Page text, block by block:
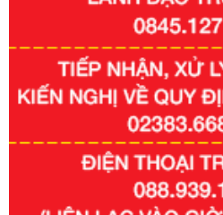
Số kí hiệu:
351/2025/NĐ-CP
Tên: Nghị định số 351/2025/NĐ-
định chuẩn nghèo đa chiều quốc
Ngày ban hành: 29/12/2026
Số kí hiệu:3014/QĐ-UBND
Tên: Quyết định về việc công bố
chính ban hành mới, sửa đổi bổ
đầu tư, lĩnh vực đấu thầu lựa
quyền giải quyết của Sở Tài
tế Đông Nam Nghệ An
Ngày ban hành: 23/09/2026